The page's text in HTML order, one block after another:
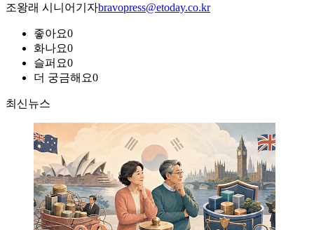
조왕래 시니어기자bravopress@etoday.co.kr
좋아요0
화나요0
슬퍼요0
더 궁금해요0
최신뉴스